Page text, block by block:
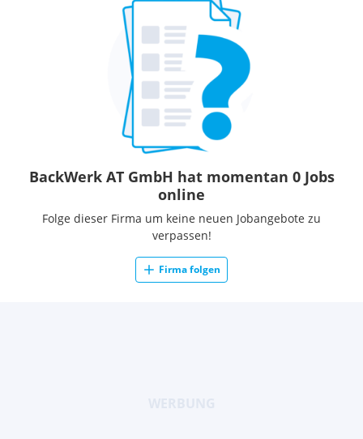
BackWerk AT GmbH hat momentan 0 Jobs
online
Folge dieser Firma um keine neuen Jobangebote zu
verpassen!
Firma folgen